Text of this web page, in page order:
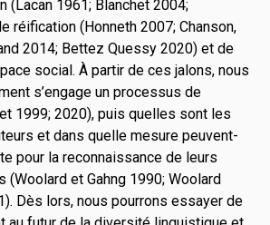
(Lacan 1961; Blanchet 2004;
réification (Honneth 2007; Chanson,
2014; Bettez Quessy 2020) et de
social. À partir de ces jalons, nous
s’engage un processus de
1999; 2020), puis quelles sont les
et dans quelle mesure peuvent-
pour la reconnaissance de leurs
et Gahng 1990; Woolard
Dès lors, nous pourrons essayer de